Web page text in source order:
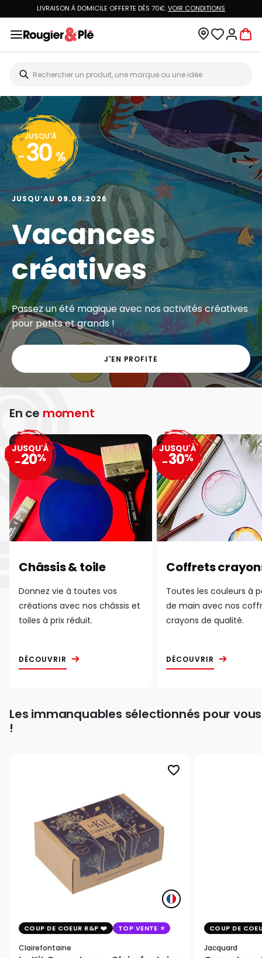
LIVRAISON À DOMICILE OFFERTE DÈS 70€.VOIR CONDITIONS
JUSQU'À
- 30 %
JUSQU’AU 09.08.2026
Vacances
créatives
Passez un été magique avec nos activités créatives
pour petits et grands !
J'EN PROFITE
En ce moment
Châssis & toile
Donnez vie à toutes vos
créations avec nos châssis et
toiles à prix réduit.
DÉCOUVRIR
JUSQU'À
-20%
Coffrets
Toutes les couleurs à
de main avec nos
crayons de qualité.
DÉCOUVRIR
JUSQU'À
-30%
Les immanquables sélectionnés pour vous
!
favorite_border
COUP DE COEUR R&P TOP VENTE
Clairefontaine
COUP DE
Jacquard